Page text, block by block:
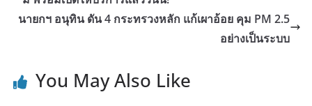
นายกฯ อนุทิน ดัน 4 กระทรวงหลัก แก้เผาอ้อย คุม PM 2.5
อย่างเป็นระบบ
You May Also Like